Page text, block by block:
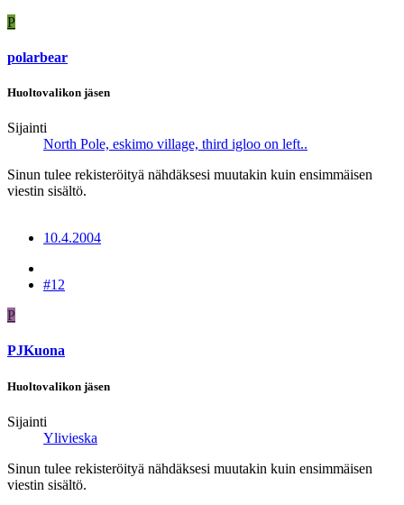
P
polarbear
Huoltovalikon jäsen
Sijainti
North Pole, eskimo village, third igloo on left..
Sinun tulee rekisteröityä nähdäksesi muutakin kuin ensimmäisen
viestin sisältö.
10.4.2004
#12
P
PJKuona
Huoltovalikon jäsen
Sijainti
Ylivieska
Sinun tulee rekisteröityä nähdäksesi muutakin kuin ensimmäisen
viestin sisältö.